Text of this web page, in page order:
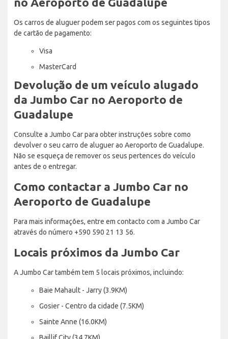
Os carros de aluguer podem ser pagos com os seguintes tipos
de cartão de pagamento:
Visa
MasterCard
Devolução de um veículo alugado
da Jumbo Car no Aeroporto de
Guadalupe
Consulte a Jumbo Car para obter instruções sobre como
devolver o seu carro de aluguer ao Aeroporto de Guadalupe.
Não se esqueça de remover os seus pertences do veículo
antes de o entregar.
Como contactar a Jumbo Car no
Aeroporto de Guadalupe
Para mais informações, entre em contacto com a Jumbo Car
através do número +590 590 21 13 56.
Locais próximos da Jumbo Car
A Jumbo Car também tem 5 locais próximos, incluindo:
Baie Mahault - Jarry (3.9KM)
Gosier - Centro da cidade (7.5KM)
Sainte Anne (16.0KM)
Baillif City (34.7KM)